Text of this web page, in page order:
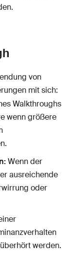
von
mit sich:
Walkthroughs
wenn größere
Wenn der
ausreichende
oder
werden.